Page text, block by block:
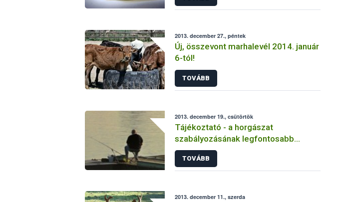
2013. december 27., péntek
Új, összevont marhalevél 2014. január
6-tól!
TOVÁBB
2013. december 19., csütörtök
Tájékoztató - a horgászat
szabályozásának legfontosabb
aktuális változásai 2014-ben
TOVÁBB
2013. december 11., szerda